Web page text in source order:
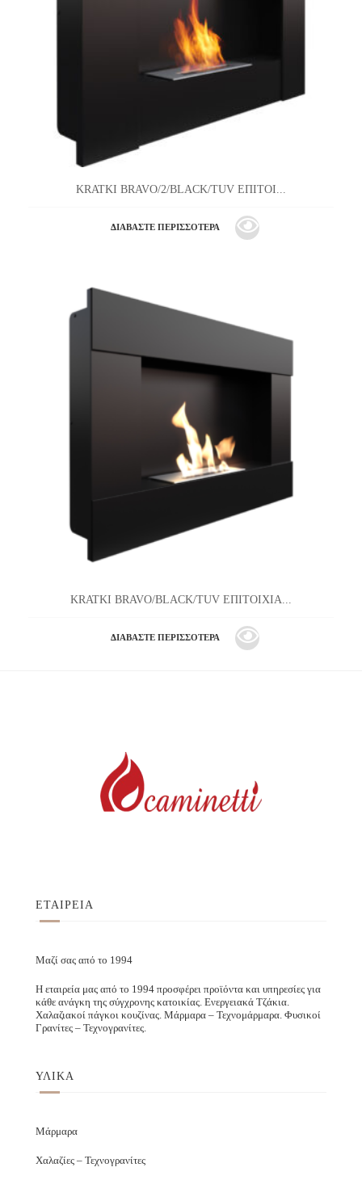
KRATKI BRAVO/2/BLACK/TUV ΕΠΙΤΟΙ...
ΔΙΑΒΆΣΤΕ ΠΕΡΙΣΣΌΤΕΡΑ
KRATKI BRAVO/BLACK/TUV ΕΠΙΤΟΙΧΙΑ...
ΔΙΑΒΆΣΤΕ ΠΕΡΙΣΣΌΤΕΡΑ
ΕΤΑΙΡΕΙΑ
Μαζί σας από το 1994
Η εταιρεία μας από το 1994 προσφέρει προϊόντα και υπηρεσίες για
κάθε ανάγκη της σύγχρονης κατοικίας. Ενεργειακά Τζάκια.
Χαλαζιακοί πάγκοι κουζίνας. Μάρμαρα – Τεχνομάρμαρα. Φυσικοί
Γρανίτες – Τεχνογρανίτες.
ΥΛΙΚΑ
Μάρμαρα
Χαλαζίες – Τεχνογρανίτες